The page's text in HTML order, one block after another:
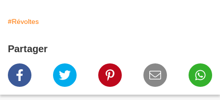
#Révoltes
Partager